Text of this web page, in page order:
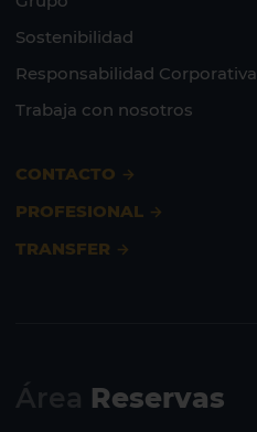
Sostenibilidad
Responsabilidad Corporativa
Trabaja con nosotros
CONTACTO
PROFESIONAL
TRANSFER
Reservas